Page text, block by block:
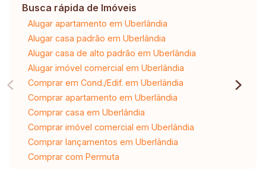
Busca rápida de Imóveis
Alugar apartamento em Uberlândia
Alugar casa padrão em Uberlândia
Alugar casa de alto padrão em Uberlândia
Alugar imóvel comercial em Uberlândia
Comprar em Cond./Edif. em Uberlândia
Comprar apartamento em Uberlândia
Comprar casa em Uberlândia
Comprar imóvel comercial em Uberlândia
Comprar lançamentos em Uberlândia
Comprar com Permuta